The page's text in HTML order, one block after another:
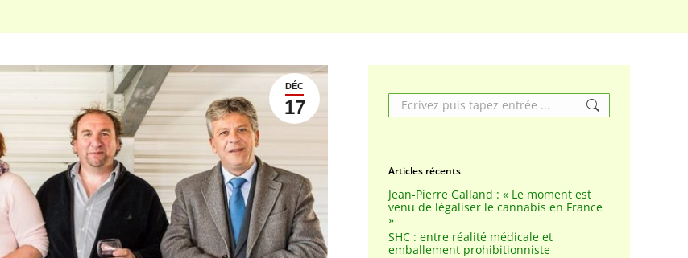
DÉC
17 Search:
Articles récents
Jean-Pierre Galland : « Le moment est
venu de légaliser le cannabis en France
»
SHC : entre réalité médicale et
emballement prohibitionniste